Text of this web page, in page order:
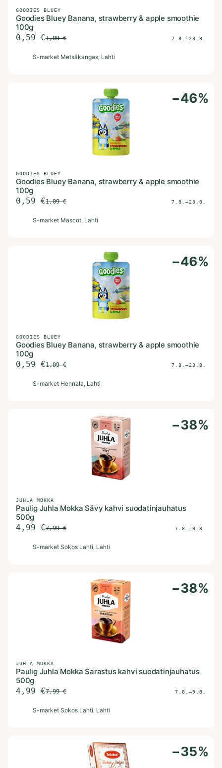
GOODIES BLUEY
Goodies Bluey Banana, strawberry & apple smoothie
100g
0,59 €1,09€ 7.8.–23.8.
S-market Metsäkangas, Lahti
−46%
GOODIES BLUEY
Goodies Bluey Banana, strawberry & apple smoothie
100g
0,59 €1,09€ 7.8.–23.8.
S-market Mascot, Lahti
−46%
GOODIES BLUEY
Goodies Bluey Banana, strawberry & apple smoothie
100g
0,59 €1,09€ 7.8.–23.8.
S-market Hennala, Lahti
−38%
JUHLA MOKKA
Paulig Juhla Mokka Sävy kahvi suodatinjauhatus
500g
4,99 €7,99€ 7.8.–9.8.
S-market Sokos Lahti, Lahti
−38%
JUHLA MOKKA
Paulig Juhla Mokka Sarastus kahvi suodatinjauhatus
500g
4,99 €7,99€ 7.8.–9.8.
S-market Sokos Lahti, Lahti
−35%